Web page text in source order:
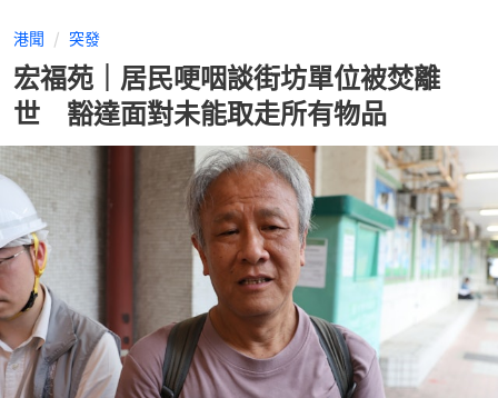
港聞 突發
宏福苑｜居民哽咽談街坊單位被焚離
世 豁達面對未能取走所有物品